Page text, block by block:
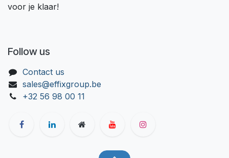
voor je klaar!
Follow us
Contact us
sales@effixgroup.be
+32 56 98 00 11